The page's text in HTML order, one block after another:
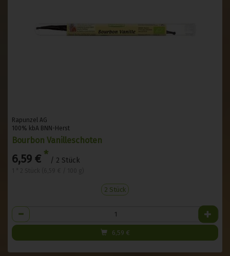
Rapunzel AG
100% kbA BNN-Herst
Bourbon Vanilleschoten
6,59 € * / 2 Stück
2 Stück
Anzahl
6,59 €